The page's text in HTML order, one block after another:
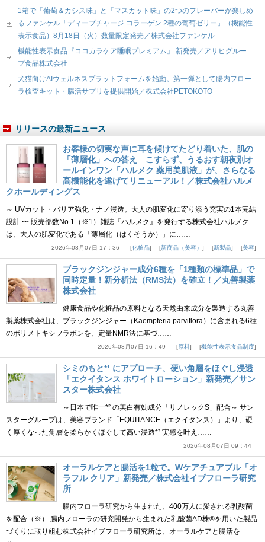
1箱で「葡萄＆カシス味」と「マスカット味」の2つのフレーバーが楽しめ
るファンケル「ディープチャージ コラーゲン 2種の葡萄ゼリー」（機能性
表示食品）8月18日（火）数量限定発売／株式会社ファンケル
機能性表示食品『ココカラケア睡眠プレミアム』 新発売／アサヒグルー
プ食品株式会社
犬猫向けAIウェルネスプラットフォームを始動。第一弾として腸内フロー
ラ検査キット・腸活サプリを提供開始／株式会社PETOKOTO
リリースの最新ニュース
お客様の切実な声に耳を傾けてたどり着いた、肌の
「薄層化」への答え こすらず、うるおす朝夜別オ
ールインワン「ハルメク 薬用美肌液」が、さらなる
高機能化を遂げてリニューアル！／株式会社ハルメ
クホールディングス
～ UVカット・バリア強化・ナノ浸透。大人の肌変化に寄り添う充実の1本完結
設計 〜 販売部数No.1（※1）雑誌『ハルメク』を発行する株式会社ハルメク
は、大人の肌変化である「薄層化（はくそうか）」に……
2026年08月07日 17：36 化粧品 新商品（美容） 新製品 美容
ブラックジンジャー成分6種を「1種類の標準品」で
同時定量！新分析法（RMS法）を確立！／丸善製薬
株式会社
健康食品や化粧品の原料となる天然由来成分を製造する丸善
製薬株式会社は、ブラックジンジャー（Kaempferia parviflora）に含まれる6種
のポリメトキシフラボンを、定量NMR法に基づ……
2026年08月07日 16：49 原料 機能性表示食品制度
シミのもと*¹ にアプローチ、硬い角層をほぐし浸透
「エクイタンス ホワイトローション」新発売／サン
スター株式会社
～日本で唯一*² の美白有効成分「リノレックS」配合～ サン
スターグループは、美容ブランド「EQUITANCE（エクイタンス）」より、硬
く厚くなった角層を柔らかくほぐして高い浸透*³ 実感を叶え……
2026年08月07日 09：44
オーラルケアと腸活を1粒で。Wケアチュアブル「オ
ラフル クリア」新発売／株式会社イブフローラ研究
所
腸内フローラ研究から生まれた、400万人に愛される乳酸菌
を配合（※） 腸内フローラの研究開発から生まれた乳酸菌AD株®を用いた製品
づくりに取り組む株式会社イブフローラ研究所は、オーラルケアと腸活を